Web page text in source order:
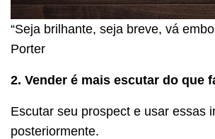
“Seja brilhante, seja breve, vá
Porter
2. Vender é mais escutar do que
Escutar seu prospect e usar essas
posteriormente.